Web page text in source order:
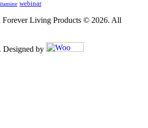
webinar
Forever Living Products © 2026. All
. Designed by